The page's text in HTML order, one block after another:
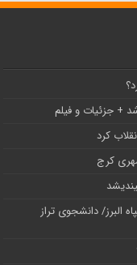
+ جزئیات و فیلم
البرز/ دانشجوی تراز